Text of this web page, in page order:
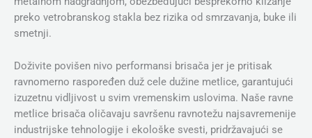
preko vetrobranskog stakla bez rizika od smrzavanja, buke ili
smetnji.
Doživite povišen nivo performansi brisača jer je pritisak
ravnomerno raspoređen duž cele dužine metlice, garantujući
izuzetnu vidljivost u svim vremenskim uslovima. Naše ravne
metlice brisača oličavaju savršenu ravnotežu najsavremenije
industrijske tehnologije i ekološke svesti, pridržavajući se